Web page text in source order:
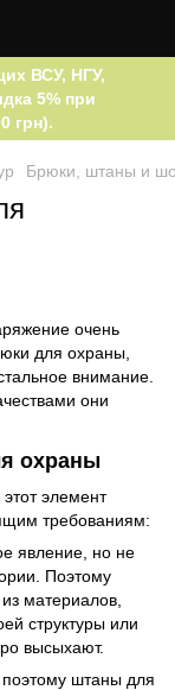
ВСУ, НГУ,
5% при
грн).
Брюки, штаны и
очень
для охраны,
внимание.
они
охраны
элемент
требованиям:
явление, но не
Поэтому
материалов,
структуры или
высыхают.
штаны для